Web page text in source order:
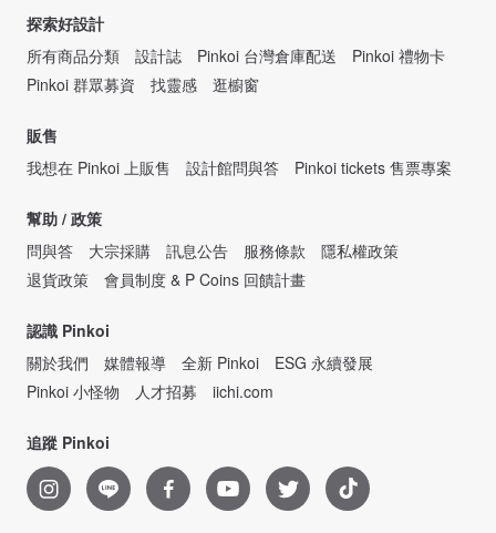
探索好設計
所有商品分類
設計誌 Pinkoi 台灣倉庫配送
Pinkoi 禮物卡
Pinkoi 群眾募資
找靈感 逛櫥窗
販售
我想在 Pinkoi 上販售
設計館問與答 Pinkoi tickets 售票專案
幫助 / 政策
問與答
大宗採購 訊息公告 服務條款
隱私權政策
退貨政策
會員制度 & P Coins 回饋計畫
認識 Pinkoi
關於我們
媒體報導 全新 Pinkoi
ESG 永續發展
Pinkoi 小怪物
人才招募 iichi.com
追蹤 Pinkoi